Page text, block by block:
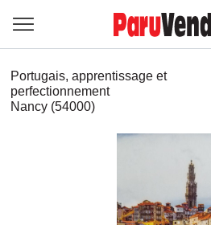
Portugais, apprentissage et
perfectionnement
Nancy (54000)